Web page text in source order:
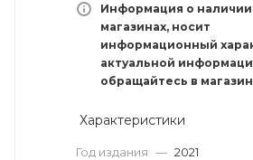
Информация о наличии
магазинах, носит
информационный
актуальной
обращайтесь в
Характеристики
Год издания — 2021